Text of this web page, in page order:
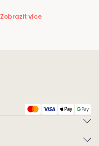
Zobrazit více